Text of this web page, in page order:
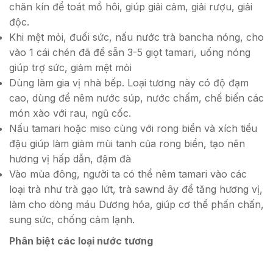
chăn kín để toát mồ hôi, giúp giải cảm, giải rượu, giải
độc.
Khi mệt mỏi, đuối sức, nấu nước trà bancha nóng, cho
vào 1 cái chén đã để sẵn 3-5 giọt tamari, uống nóng
giúp trợ sức, giảm mệt mỏi
Dùng làm gia vị nhà bếp. Loại tương này có độ đạm
cao, dùng để nêm nước súp, nước chấm, chế biến các
món xào với rau, ngũ cốc.
Nấu tamari hoặc miso cùng với rong biển và xích tiểu
đậu giúp làm giảm mùi tanh của rong biển, tạo nên
hương vị hấp dẫn, đậm đà
Vào mùa đông, người ta có thể nêm tamari vào các
loại trà như trà gạo lứt, trà sawnd ây để tăng hương vị,
làm cho dòng máu Dương hóa, giúp cơ thể phấn chấn,
sung sức, chống cảm lạnh.
Phân biệt các loại nước tương